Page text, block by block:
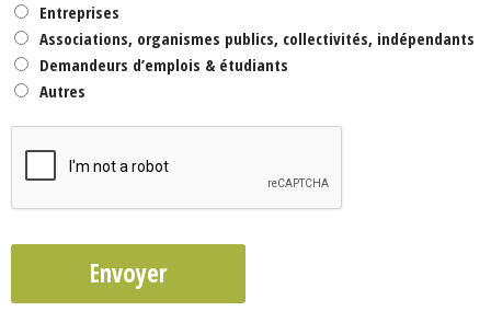
Entreprises
Associations, organismes publics, collectivités, indépendants
Demandeurs d’emplois & étudiants
Autres
Envoyer